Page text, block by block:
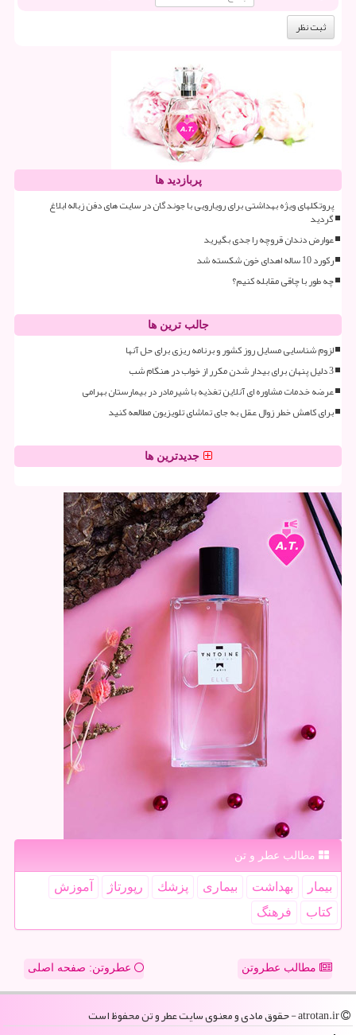
پربازدید ها
پروتکلهای ویژه بهداشتی برای رویارویی با جوندگان در سایت های دفن زباله ابلاغ
گردید
عوارض دندان قروچه را جدی بگیرید
رکورد 10 ساله اهدای خون شکسته شد
چه طور با چاقی مقابله کنیم؟
جالب ترین ها
لزوم شناسایی مسایل روز کشور و برنامه ریزی برای حل آنها
3 دلیل پنهان برای بیدار شدن مکرر از خواب در هنگام شب
عرضه خدمات مشاوره ای آنلاین تغذیه با شیرمادر در بیمارستان بهرامی
برای کاهش خطر زوال عقل به جای تماشای تلویزیون مطالعه کنید
جدیدترین ها
مطالب عطر و تن
بیمار بهداشت بیماری پزشك رپورتاژ
آموزش
كتاب
فرهنگ
مطالب عطروتن عطروتن: صفحه اصلی